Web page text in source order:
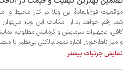
سپری کنید.امیدواریم بهترین اقامت را در منطقۀ
نمایش جزئیات بیشتر